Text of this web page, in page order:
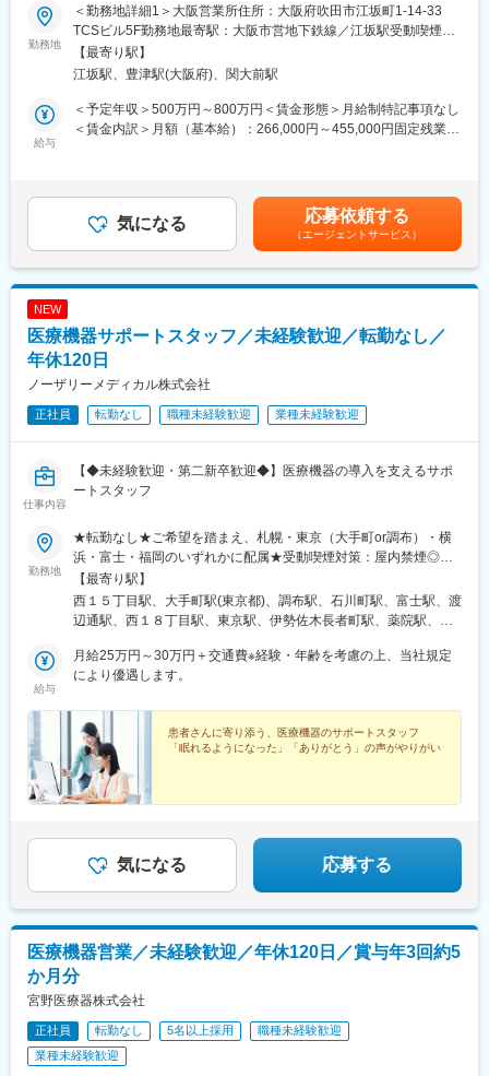
＜本求人のポイント＞
◇営業スキルを“専門性”に！医療業界で市場価値も高まる◎
◇“売って終わり”じゃない！お客様とじっくり向き合い、信頼関係
を築くやりがい！
◇頑張りはしっかり評価！年2回のインセンティブ制度あり。
◇安心の教育体制◎座学研修＋OJTで、医療業界の基礎から学べ
ます！
■入社後の流れ
（1）ご入社後3カ月前後は、東京もしくは大阪営業所にて研修を
※ホテルなどは会社が用意、費用を負担いたします。
（2）研修終了次第、九州に拠点を移動していただきます。1人立
ちしてからは1日3～5件の病院に対して、骨折の手術で使用する
医療機器の紹介を行い、ドクターとの関係性を深め、より良い関
■組織構成
電話やオンラインなどですぐにコミュニケーションを取れる環境
です。
■評価制度
6カ月に1回報奨金制度があり、個人の成果だけでなくチーム成果
やプロセス(売上実績+説明会実施回数など)も重要な評価対象で、
年間で最大60万円の支給がございます。
仕事の成果だけでなく仕事への姿勢や組織への貢献度を評価して
■当社について
整形外科領域の製品を得意とし「日本人が日本人のために作る」
というモノづくりのコンセプトを大切にしています。手や肩専門
の骨折医療機器に特化した製品を提供し続けており、国産企業な
らではの迅速な対応、使いやすさ、顧客目線の営業活動により、
変更の範囲：会社の定める業務
勤務地
＜勤務地詳細1＞大阪営業所住所：大阪府吹田市江坂町1-14-33
TCSビル5F勤務地最寄駅：大阪市営地下鉄線／江坂駅受動喫煙対
策：屋内全面禁煙＜勤務地詳細2＞九州エリア住所：九州全域を担
当いただきます。オフィスはない為、ご自宅から直行直帰での勤
囲：会社の定める事業所
【最寄り駅】
江坂駅、豊津駅(大阪府)、関大前駅
給与
＜予定年収＞500万円～800万円＜賃金形態＞月給制特記事項なし
＜賃金内訳＞月額（基本給）：266,000円～455,000円固定残業手
給与補足＞■昇給：年1回(8月) ■賞与：年2回(7月、12月) ■インセ
ンティブ：年2回※基本給以外に、営業外勤手当、管理職手当、家
族手当(該当者のみ)等を支給します。※金額は前職考慮のうえで決
定致します。賃金はあくまでも目安の金額であり、選考を通じて
上下する可能性があります。月給(月額)は固定手当を含めた表記で
気になる 応募依頼する
（エージェントサービス）
NEW
医療機器サポートスタッフ／未経験歓迎／転勤なし／
年休120日
ノーザリーメディカル株式会社
正社員 転勤なし 職種未経験歓迎 業種未経験歓迎
仕事内容
【◆未経験歓迎・第二新卒歓迎◆】医療機器の導入を支えるサポ
ートスタッフ
勤務地
★転勤なし★ご希望を踏まえ、札幌・東京（大手町or調布）・横
浜・富士・福岡のいずれかに配属★受動喫煙対策：屋内禁煙◎お
客さま先への訪問時は直行直帰も可【札幌本社】北海道札幌市中
央区大通西15-1-10 ITOメディカルビル札幌6F＜アクセス＞「西
18丁目駅」「西15丁目駅」より徒歩2分【東京営業所】東京都千
出口直結【西東京営業所】東京都調布市小島町2-51-2 寿ビルB1＜
アクセス＞「調布駅」より徒歩2分【横浜営業所】神奈川県横浜市
中華街)駅」「関内駅」より徒歩6分【富士営業所】静岡県富士市
本市場町816 ウイングビル5F＜アクセス＞「藤駅」より徒歩22
分【福岡営業所】福岡県福岡市中央区清川1-9-19 渡辺通南ビル5
階＜アクセス＞「渡辺通駅」より徒歩3分
【最寄り駅】
西１５丁目駅、大手町駅(東京都)、調布駅、石川町駅、富士駅、渡
辺通駅、西１８丁目駅、東京駅、伊勢佐木長者町駅、薬院駅、西
給与
月給25万円～30万円＋交通費※経験・年齢を考慮の上、当社規定
により優遇します。
患者さんに寄り添う、医療機器のサポートスタッフ
「眠れるようになった」「ありがとう」の声がやりがい
気になる 応募する
医療機器営業／未経験歓迎／年休120日／賞与年3回約5
か月分
宮野医療器株式会社
正社員 転勤なし 5名以上採用
職種未経験歓迎
業種未経験歓迎